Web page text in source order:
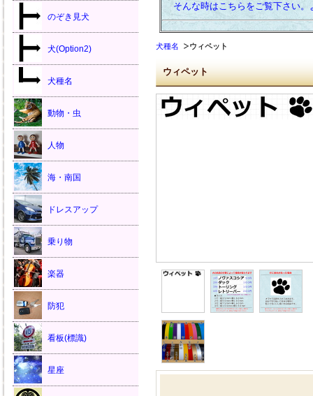
そんな時はこちらをご覧下さい。
犬種名 ウィペット
ウィペット
のぞき見犬
犬(Option2)
犬種名
動物・虫
人物
海・南国
ドレスアップ
乗り物
楽器
防犯
看板(標識)
星座